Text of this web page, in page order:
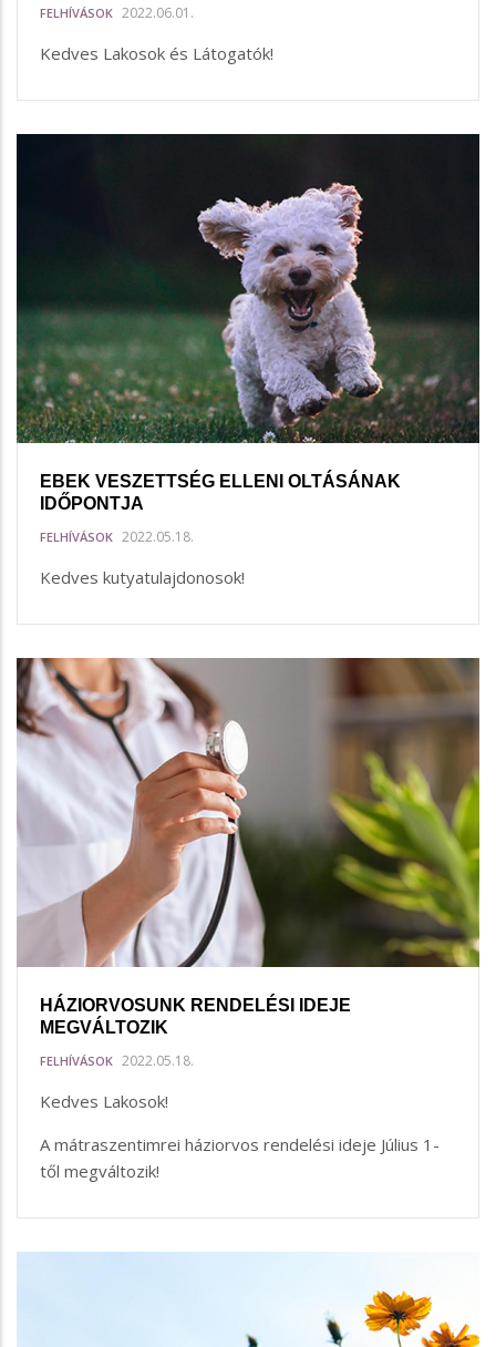
FELHÍVÁSOK 2022.06.01.
Kedves Lakosok és Látogatók!
EBEK VESZETTSÉG ELLENI OLTÁSÁNAK
IDŐPONTJA
FELHÍVÁSOK 2022.05.18.
Kedves kutyatulajdonosok!
HÁZIORVOSUNK RENDELÉSI IDEJE
MEGVÁLTOZIK
FELHÍVÁSOK 2022.05.18.
Kedves Lakosok!
A mátraszentimrei háziorvos rendelési ideje Július 1-
től megváltozik!